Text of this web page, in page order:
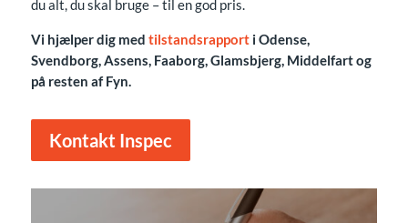
du alt, du skal bruge – til en god pris.
Vi hjælper dig med tilstandsrapporti Odense,
Svendborg, Assens, Faaborg, Glamsbjerg, Middelfart og
på resten af Fyn.
Kontakt Inspec